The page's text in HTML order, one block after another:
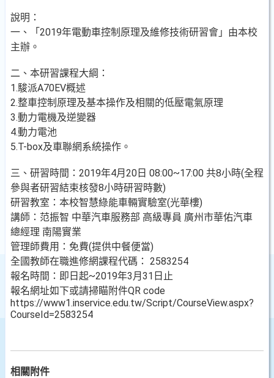
說明：
一、「2019年電動車控制原理及維修技術研習會」由本校
主辦。
二、本研習課程大綱：
1.駿派A70EV概述
2.整車控制原理及基本操作及相關的低壓電氣原理
3.動力電機及逆變器
4.動力電池
5.T-box及車聯網系統操作。
三、研習時間：2019年4月20日 08:00~17:00 共8小時(全程
參與者研習結束核發8小時研習時數)
研習教室：本校智慧綠能車輛實驗室(光華樓)
講師：范振智 中華汽車服務部 高級專員 廣州市華佑汽車
總經理 南陽實業
管理師費用：免費(提供中餐便當)
全國教師在職進修網課程代碼： 2583254
報名時間：即日起~2019年3月31日止
報名網址如下或請掃瞄附件QR code
https://www1.inservice.edu.tw/Script/CourseView.aspx?
CourseId=2583254
相關附件